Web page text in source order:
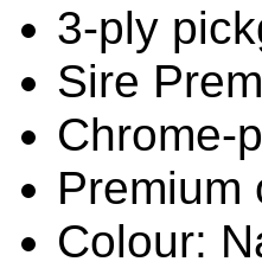
3-ply
Sire
Chrome-
Premium
Colour: